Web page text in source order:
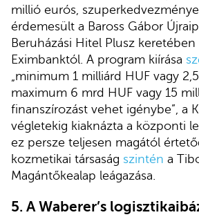
millió eurós,
érdemesült a Baross Gábor
Beruházási Hitel Plusz keretében
Eximbanktól. A program kiírása
„minimum 1 milliárd HUF vagy
maximum 6 mrd HUF vagy 15
finanszírozást vehet igénybe”, a
végletekig kiaknázta a központi
ez persze teljesen magától
kozmetikai társaság szintén a
Magántőkealap leágazása.
5. A Waberer’s